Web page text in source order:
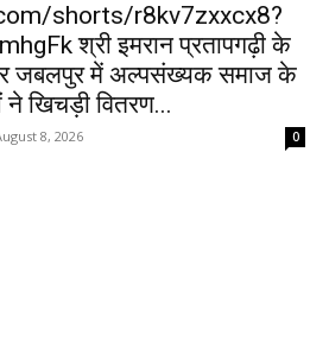
shorts/r8kv7zxxcx8?
श्री इमरान प्रतापगढ़ी के
जबलपुर में अल्पसंख्यक समाज के
खिचड़ी वितरण...
8, 2026 0